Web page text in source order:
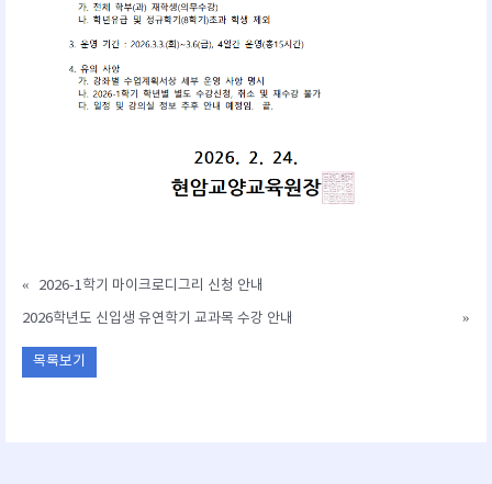
«
2026-1학기 마이크로디그리 신청 안내
2026학년도 신입생 유연학기 교과목 수강 안내
»
목록보기